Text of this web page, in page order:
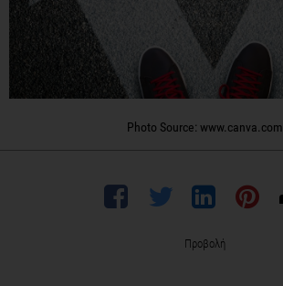
Photo Source: www.canva.com
Προβολή